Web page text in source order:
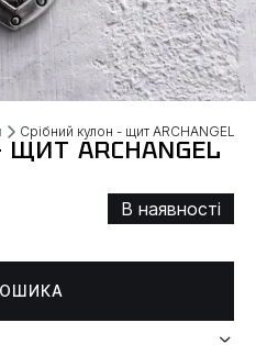
Срібний кулон - щит ARCHANGEL
ARCHANGEL
В наявності